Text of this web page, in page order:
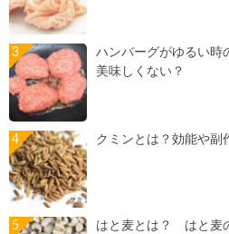
ハンバーグがゆるい時
美味しくない？
クミンとは？効能や副
はと麦とは？ はと麦